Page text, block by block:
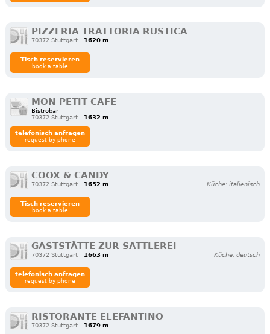
PIZZERIA TRATTORIA RUSTICA
70372 Stuttgart 1620 m
Tisch reservieren
book a table
MON PETIT CAFE
Bistrobar
70372 Stuttgart
1632 m
telefonisch anfragen
request by phone
COOX & CANDY
70372 Stuttgart 1652 m Küche: italienisch
Tisch reservieren
book a table
GASTSTÄTTE ZUR SATTLEREI
70372 Stuttgart 1663 m Küche: deutsch
telefonisch anfragen
request by phone
RISTORANTE ELEFANTINO
70372 Stuttgart 1679 m